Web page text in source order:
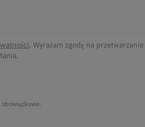
. Wyrażam zgodę na